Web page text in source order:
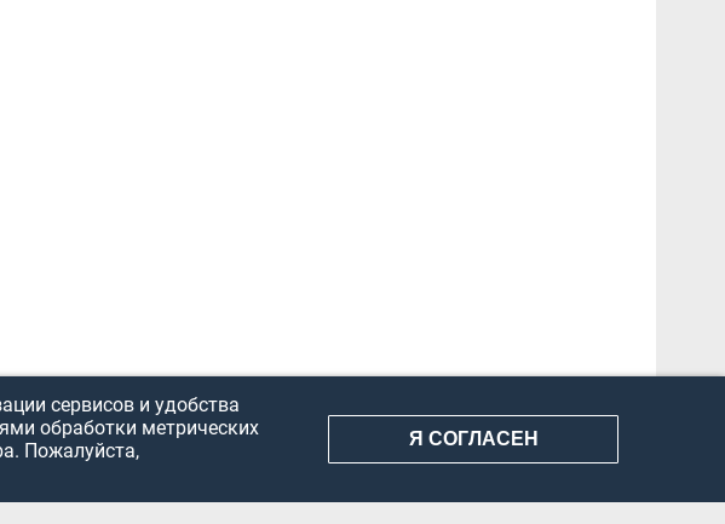
сервисов и удобства
обработки метрических
Пожалуйста,
Я СОГЛАСЕН